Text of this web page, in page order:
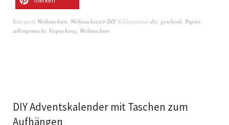
Kategorie Weihnachten Weihnachtszeit-DIY Schlagwörterdiy geschenk Papier,
selbstgemacht Verpackung Weihnachten
DIY Adventskalender mit Taschen zum
Aufhängen